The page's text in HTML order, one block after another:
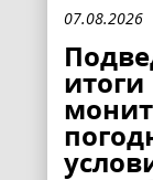
07.08.2026
итоги